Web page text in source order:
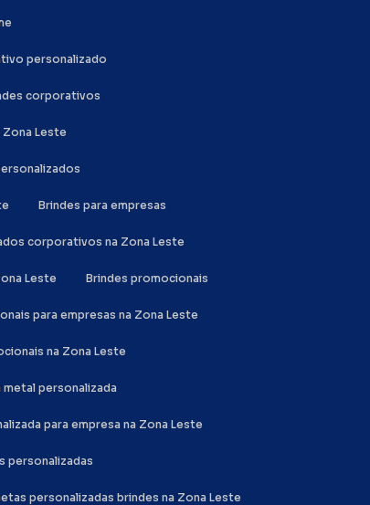
personalizado
corporativos
Zona Leste
Brindes para empresas
corporativos na Zona Leste
Leste Brindes promocionais
para empresas na Zona Leste
na Zona Leste
metal personalizada
para empresa na Zona Leste
personalizadas
personalizadas brindes na Zona Leste